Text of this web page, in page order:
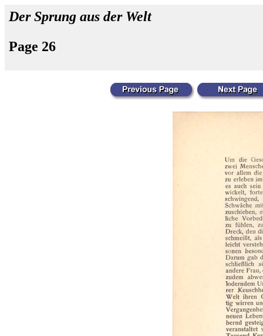
Der Sprung aus der Welt
Page 26